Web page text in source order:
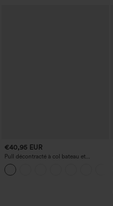
€40,95 EUR
Pull décontracté à col bateau et
manches chauve-souris